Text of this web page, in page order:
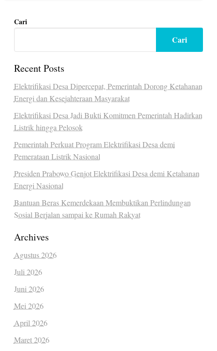
Cari
Cari
Recent Posts
Elektrifikasi Desa Dipercepat, Pemerintah Dorong Ketahanan
Energi dan Kesejahteraan Masyarakat
Elektrifikasi Desa Jadi Bukti Komitmen Pemerintah Hadirkan
Listrik hingga Pelosok
Pemerintah Perkuat Program Elektrifikasi Desa demi
Pemerataan Listrik Nasional
Presiden Prabowo Genjot Elektrifikasi Desa demi Ketahanan
Energi Nasional
Bantuan Beras Kemerdekaan Membuktikan Perlindungan
Sosial Berjalan sampai ke Rumah Rakyat
Archives
Agustus 2026
Juli 2026
Juni 2026
Mei 2026
April 2026
Maret 2026